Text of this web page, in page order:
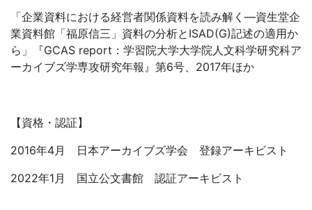
「企業資料における経営者関係資料を読み解く―資生堂企
業資料館「福原信三」資料の分析とISAD(G)記述の適用か
ら」『GCAS report：学習院大学大学院人文科学研究科ア
ーカイブズ学専攻研究年報』第6号、2017年ほか
【資格・認証】
2016年4月 日本アーカイブズ学会 登録アーキビスト
2022年1月 国立公文書館 認証アーキビスト